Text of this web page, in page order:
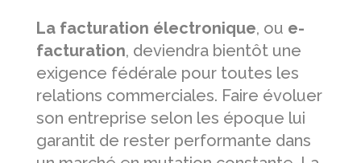
La facturation électronique, ou e-
facturation, deviendra bientôt une
exigence fédérale pour toutes les
relations commerciales. Faire évoluer
son entreprise selon les époque lui
garantit de rester performante dans